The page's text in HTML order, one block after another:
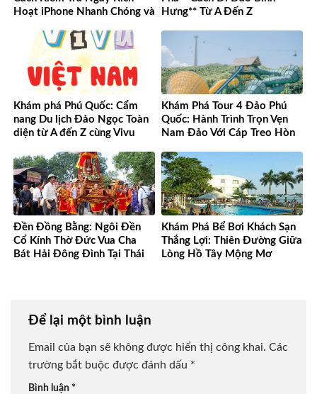
Hoạt iPhone Nhanh Chóng và
Hưng** Từ A Đến Z
Khám phá Phú Quốc: Cẩm
nang Du lịch Đảo Ngọc Toàn
diện từ A đến Z cùng Vivu
Khám Phá Tour 4 Đảo Phú
Quốc: Hành Trình Trọn Vẹn
Nam Đảo Với Cáp Treo Hòn
Đền Đồng Bằng: Ngôi Đền
Cổ Kính Thờ Đức Vua Cha
Bát Hải Đông Đình Tại Thái
Khám Phá Bể Bơi Khách Sạn
Thắng Lợi: Thiên Đường Giữa
Lòng Hồ Tây Mộng Mơ
Để lại một bình luận
Email của bạn sẽ không được hiển thị công khai. Các
trường bắt buộc được đánh dấu *
Bình luận *